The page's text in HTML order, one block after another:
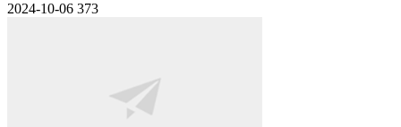
2024-10-06 373